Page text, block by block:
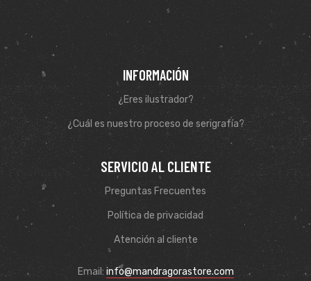
INFORMACIÓN
¿Eres ilustrador?
¿Cuál es nuestro proceso de serigrafía?
SERVICIO AL CLIENTE
Preguntas Frecuentes
Política de privacidad
Atención al cliente
Email: info@mandragorastore.com